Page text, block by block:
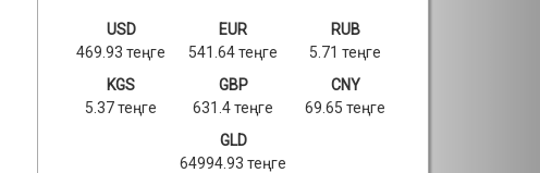
USD
469.93 теңге
EUR
541.64 теңге
RUB
5.71 теңге
KGS
5.37 теңге
GBP
631.4 теңге
CNY
69.65 теңге
GLD
64994.93 теңге